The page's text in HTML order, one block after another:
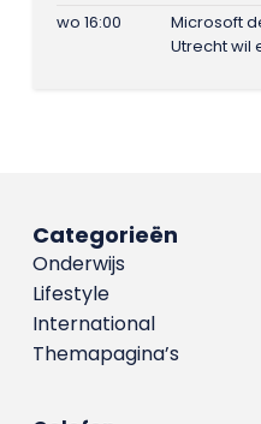
wo 16:00
Microsoft
Utrecht wil
Categorieën
Onderwijs
Lifestyle
International
Themapagina’s